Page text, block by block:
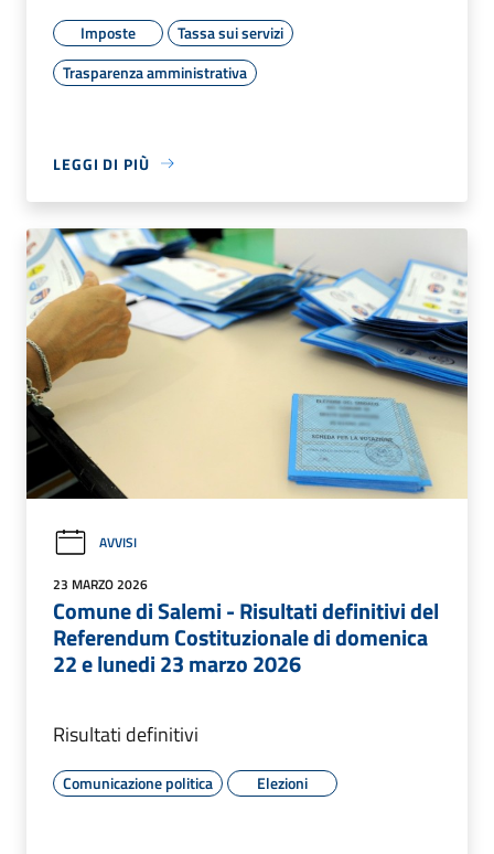
Imposte
Tassa sui servizi
Trasparenza amministrativa
LEGGI DI PIÙ
AVVISI
23 MARZO 2026
Comune di Salemi - Risultati definitivi del
Referendum Costituzionale di domenica
22 e lunedi 23 marzo 2026
Risultati definitivi
Comunicazione politica Elezioni